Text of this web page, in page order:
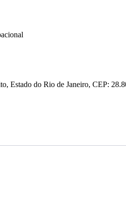
Estado do Rio de Janeiro, CEP: